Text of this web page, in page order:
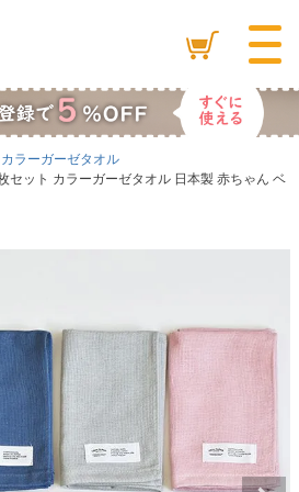
カラーガーゼタオル
セット カラーガーゼタオル 日本製 赤ちゃん ベ